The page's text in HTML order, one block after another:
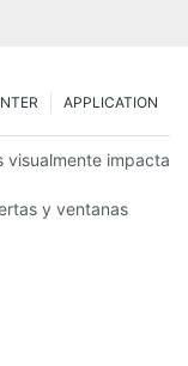
APPLICATION
y ventanas